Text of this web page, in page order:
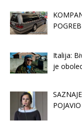
Italija:
je